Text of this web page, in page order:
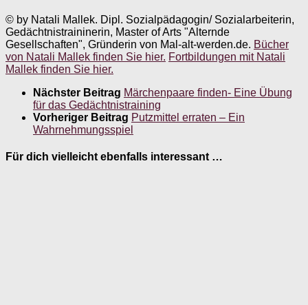
© by Natali Mallek. Dipl. Sozialpädagogin/ Sozialarbeiterin,
Gedächtnistraininerin, Master of Arts "Alternde
Gesellschaften", Gründerin von Mal-alt-werden.de. Bücher
von Natali Mallek finden Sie hier. Fortbildungen mit Natali
Mallek finden Sie hier.
Nächster Beitrag Märchenpaare finden- Eine Übung
für das Gedächtnistraining
Vorheriger Beitrag Putzmittel erraten – Ein
Wahrnehmungsspiel
Für dich vielleicht ebenfalls interessant …